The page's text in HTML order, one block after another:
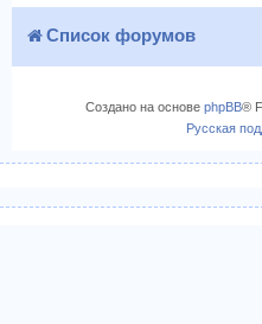
Список форумов
Создано на основе phpBB®
Русская